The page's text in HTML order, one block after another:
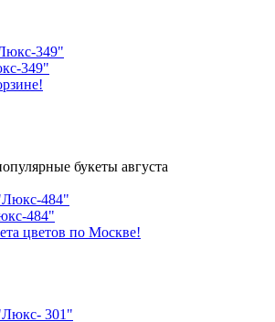
349"
букеты августа
484"
цветов по Москве!